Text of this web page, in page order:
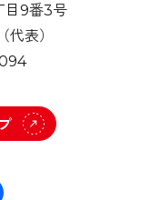
目9番3号
（代表）